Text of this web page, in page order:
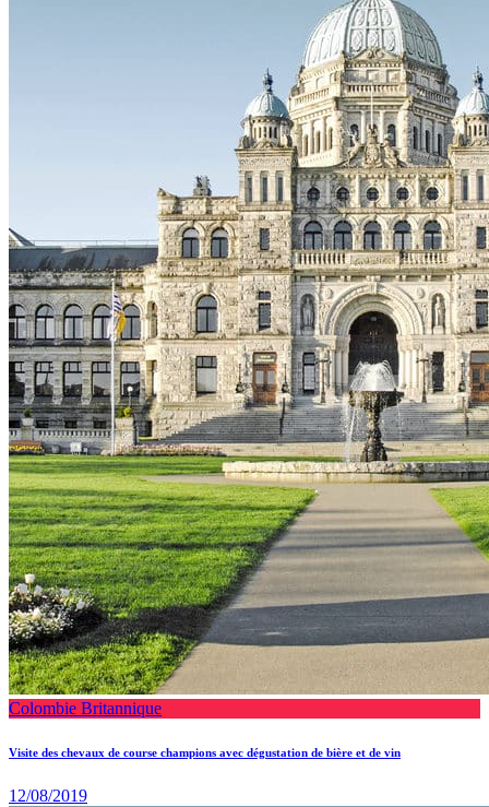
Colombie Britannique
Visite des chevaux de course champions avec dégustation de bière et de vin
12/08/2019